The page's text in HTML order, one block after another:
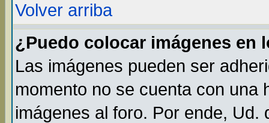
Volver arriba
¿Puedo colocar imágenes en
Las imágenes pueden ser
momento no se cuenta con una
imágenes al foro. Por ende,